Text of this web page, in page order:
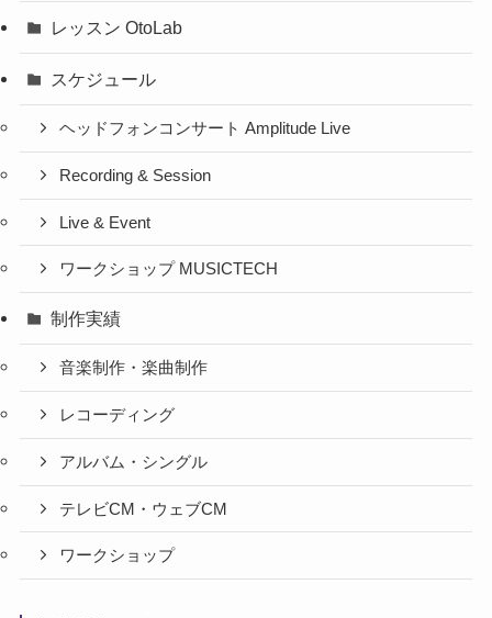
レッスン OtoLab
スケジュール
ヘッドフォンコンサート Amplitude Live
Recording & Session
Live & Event
ワークショップ MUSICTECH
制作実績
音楽制作・楽曲制作
レコーディング
アルバム・シングル
テレビCM・ウェブCM
ワークショップ